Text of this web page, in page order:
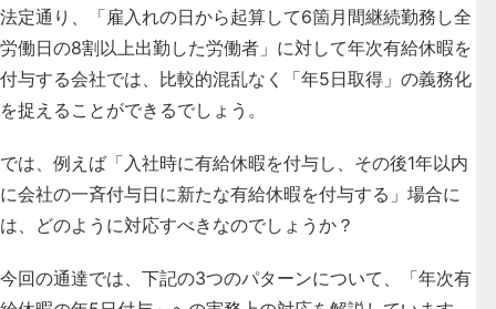
法定通り、「雇入れの日から起算して6箇月間継続勤務し全
労働日の8割以上出勤した労働者」に対して年次有給休暇を
付与する会社では、比較的混乱なく「年5日取得」の義務化
を捉えることができるでしょう。
では、例えば「入社時に有給休暇を付与し、その後1年以内
に会社の一斉付与日に新たな有給休暇を付与する」場合に
は、どのように対応すべきなのでしょうか？
今回の通達では、下記の3つのパターンについて、「年次有